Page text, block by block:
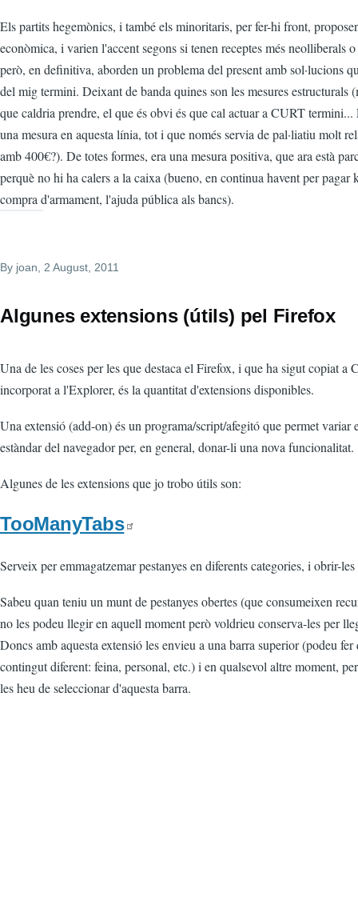
Els partits hegemònics, i també els minoritaris, per fer-hi front,
econòmica, i varien l'accent segons si tenen receptes més neolliberals
però, en definitiva, aborden un problema del present amb sol·lucions
del mig termini. Deixant de banda quines son les mesures estructurals
que caldria prendre, el que és obvi és que cal actuar a CURT termini...
una mesura en aquesta línia, tot i que només servia de pal·liatiu molt
amb 400€?). De totes formes, era una mesura positiva, que ara està
perquè no hi ha calers a la caixa (bueno, en continua havent per
compra d'armament, l'ajuda pública als bancs).
By joan, 2 August, 2011
Algunes extensions (útils) pel Firefox
Una de les coses per les que destaca el Firefox, i que ha sigut copiat a
incorporat a l'Explorer, és la quantitat d'extensions disponibles.
Una extensió (add-on) és un programa/script/afegitó que permet variar
estàndar del navegador per, en general, donar-li una nova funcionalitat.
Algunes de les extensions que jo trobo útils son:
TooManyTabs
Serveix per emmagatzemar pestanyes en diferents categories, i obrir-
Sabeu quan teniu un munt de pestanyes obertes (que consumeixen
no les podeu llegir en aquell moment però voldrieu conserva-les per
Doncs amb aquesta extensió les envieu a una barra superior (podeu fer
contingut diferent: feina, personal, etc.) i en qualsevol altre moment,
les heu de seleccionar d'aquesta barra.